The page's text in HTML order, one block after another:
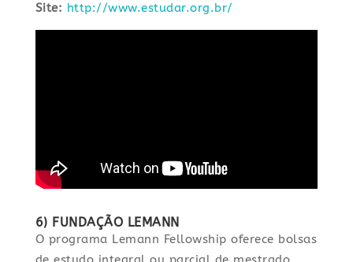
Site: http://www.estudar.org.br/
6) FUNDAÇÃO LEMANN
O programa Lemann Fellowship oferece bolsas